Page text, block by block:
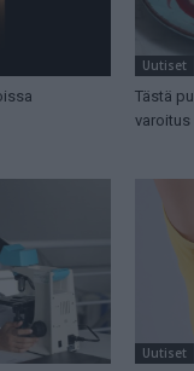
Uutiset
Tästä
varoitus
Uutiset